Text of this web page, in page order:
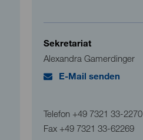
Sekretariat
Alexandra Gamerdinger
E-Mail senden
Telefon +49 7321 33-2270
Fax +49 7321 33-62269